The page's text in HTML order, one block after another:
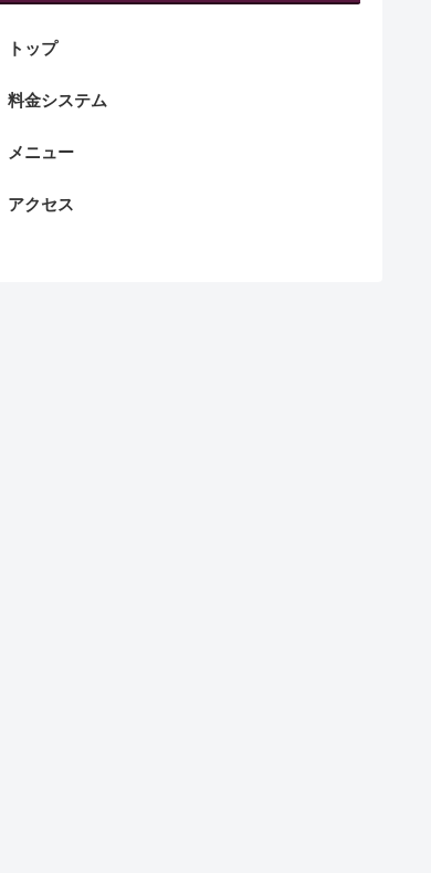
トップ
料金システム
メニュー
アクセス